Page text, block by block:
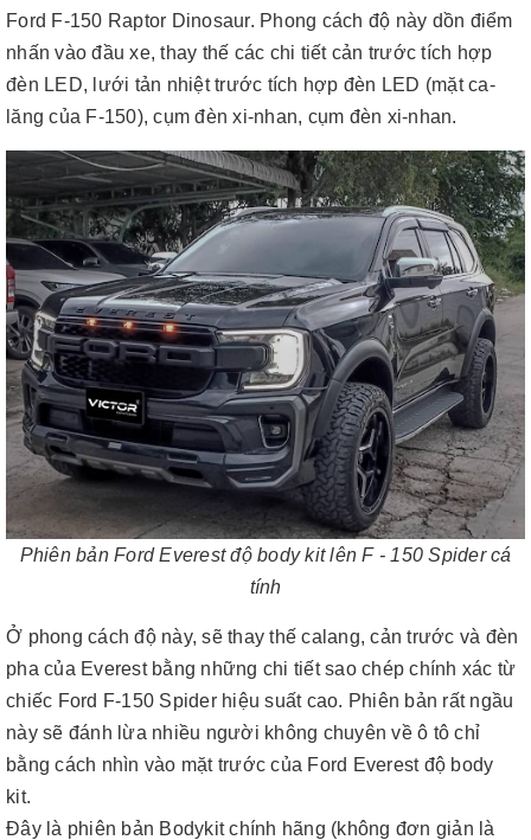
Ford F-150 Raptor Dinosaur. Phong cách độ này dồn điểm
nhấn vào đầu xe, thay thế các chi tiết cản trước tích hợp
đèn LED, lưới tản nhiệt trước tích hợp đèn LED (mặt ca-
lăng của F-150), cụm đèn xi-nhan, cụm đèn xi-nhan.
Phiên bản Ford Everest độ body kit lên F - 150 Spider cá
tính
Ở phong cách độ này, sẽ thay thế calang, cản trước và đèn
pha của Everest bằng những chi tiết sao chép chính xác từ
chiếc Ford F-150 Spider hiệu suất cao. Phiên bản rất ngầu
này sẽ đánh lừa nhiều người không chuyên về ô tô chỉ
bằng cách nhìn vào mặt trước của Ford Everest độ body
kit.
Đây là phiên bản Bodykit chính hãng (không đơn giản là